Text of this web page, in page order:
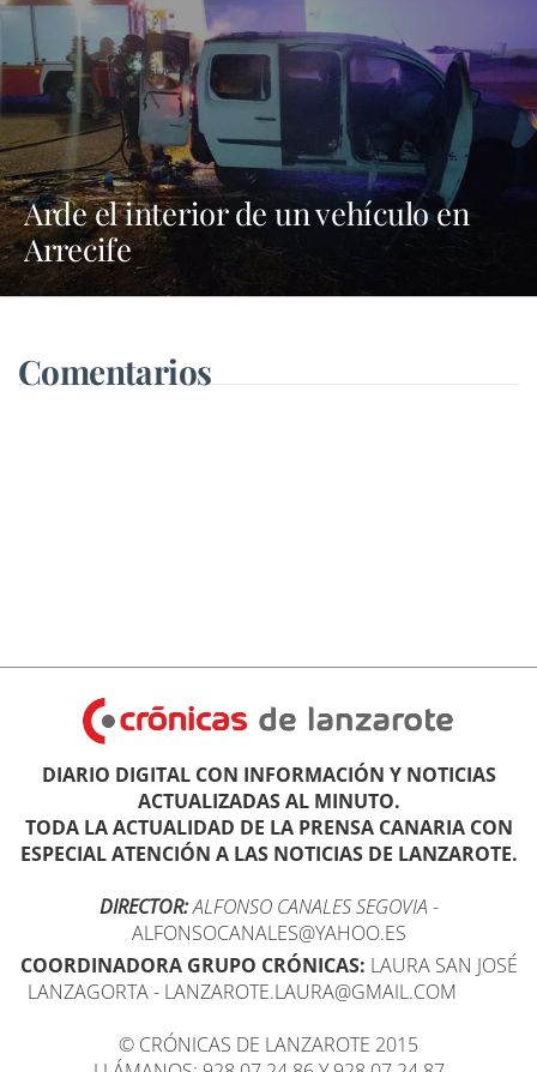
Arde el interior de un vehículo en
Arrecife
Comentarios
DIARIO DIGITAL CON INFORMACIÓN Y NOTICIAS
ACTUALIZADAS AL MINUTO.
TODA LA ACTUALIDAD DE LA PRENSA CANARIA CON
ESPECIAL ATENCIÓN A LAS NOTICIAS DE LANZAROTE.
DIRECTOR:ALFONSO CANALES SEGOVIA -
ALFONSOCANALES@YAHOO.ES
COORDINADORA GRUPO CRÓNICAS: LAURA SAN JOSÉ
LANZAGORTA - LANZAROTE.LAURA@GMAIL.COM
© CRÓNICAS DE LANZAROTE 2015